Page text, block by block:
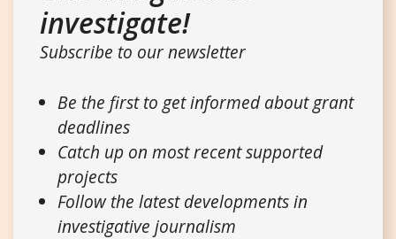
investigate!
Subscribe to our newsletter
Be the first to get informed about grant
deadlines
Catch up on most recent supported
projects
Follow the latest developments in
investigative journalism